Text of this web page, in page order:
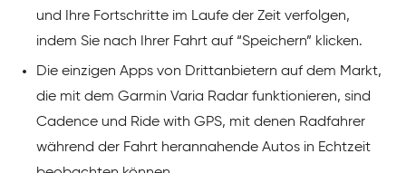
und Ihre Fortschritte im Laufe der Zeit verfolgen,
indem Sie nach Ihrer Fahrt auf “Speichern” klicken.
Die einzigen Apps von Drittanbietern auf dem Markt,
die mit dem Garmin Varia Radar funktionieren, sind
Cadence und Ride with GPS, mit denen Radfahrer
während der Fahrt herannahende Autos in Echtzeit